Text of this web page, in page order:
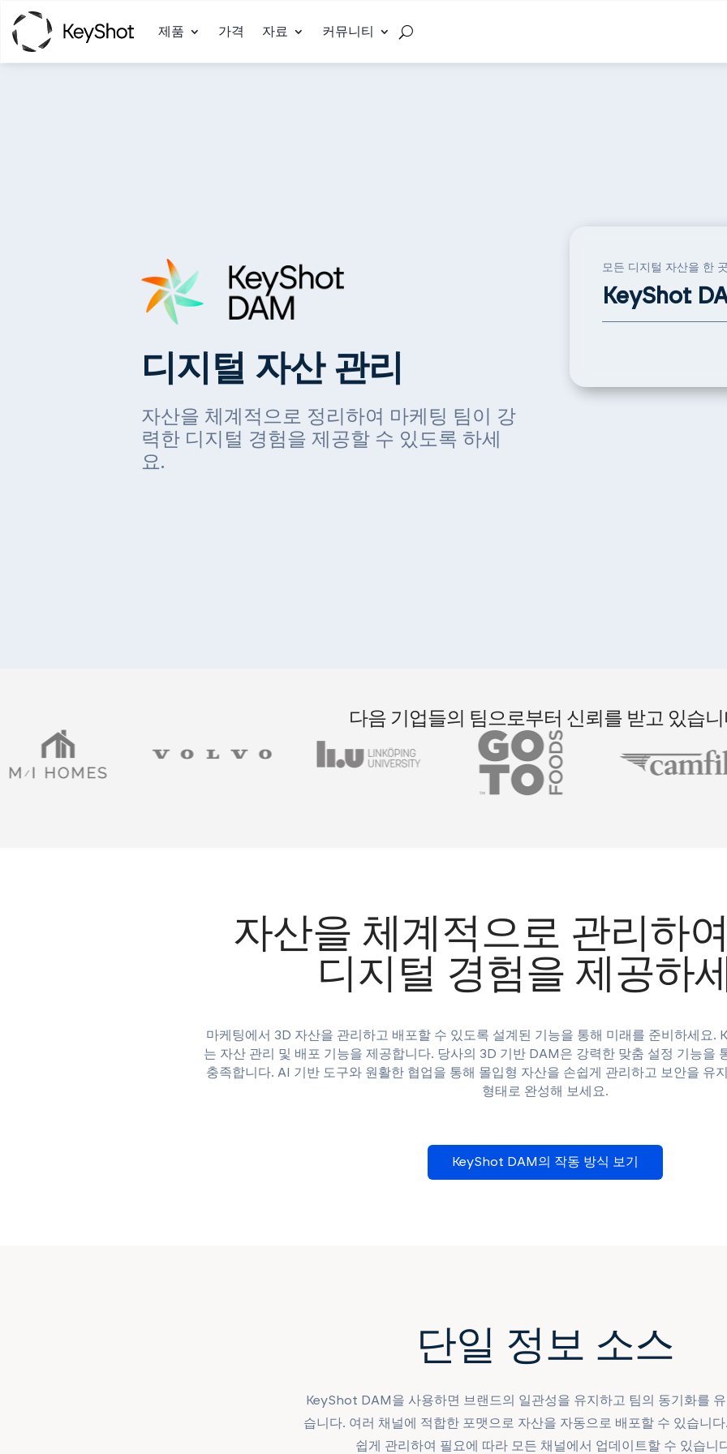
제품 가격 자료 커뮤니티
디지털 자산 관리
자산을 체계적으로 정리하여 마케팅 팀이 강
력한 디지털 경험을 제공할 수 있도록 하세
요.
모든 디지털 자산을 한
KeyShot
다음 기업들의 팀으로부터 신뢰를 받고 있습
자산을 체계적으로 관리하
디지털 경험을 제공하
마케팅에서 3D 자산을 관리하고 배포할 수 있도록 설계된 기능을 통해 미래를 준비하세요.
는 자산 관리 및 배포 기능을 제공합니다. 당사의 3D 기반 DAM은 강력한 맞춤 설정 기능을
충족합니다. AI 기반 도구와 원활한 협업을 통해 몰입형 자산을 손쉽게 관리하고 보안을 유
형태로 완성해 보세요.
KeyShot DAM의 작동 방식 보기
단일 정보 소스
KeyShot DAM을 사용하면 브랜드의 일관성을 유지하고 팀의 동기화를
습니다. 여러 채널에 적합한 포맷으로 자산을 자동으로 배포할 수 있습니
쉽게 관리하여 필요에 따라 모든 채널에서 업데이트할 수 있습니